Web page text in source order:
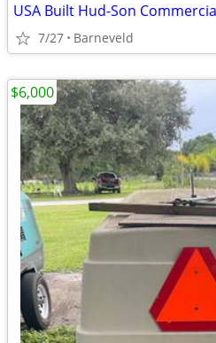
7/27 Barneveld
$6,000